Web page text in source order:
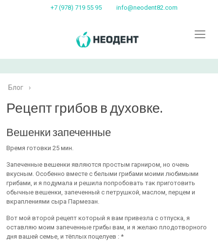
+7 (978) 719 55 95 info@neodent82.com
Блог ›
Рецепт грибов в духовке.
Вешенки запеченные
Время готовки 25 мин.
Запеченные вешенки являются простым гарниром, но очень
вкусным. Особенно вместе с белыми грибами моими любимыми
грибами, и я подумала и решила попробовать так приготовить
обычные вешенки, запеченный с петрушкой, маслом, перцем и
вкраплениями сыра Пармезан.
Вот мой второй рецепт который я вам привезла с отпуска, я
оставляю моим запеченные грибы вам, и я желаю плодотворного
дня вашей семье, и тёплых поцелуев : *